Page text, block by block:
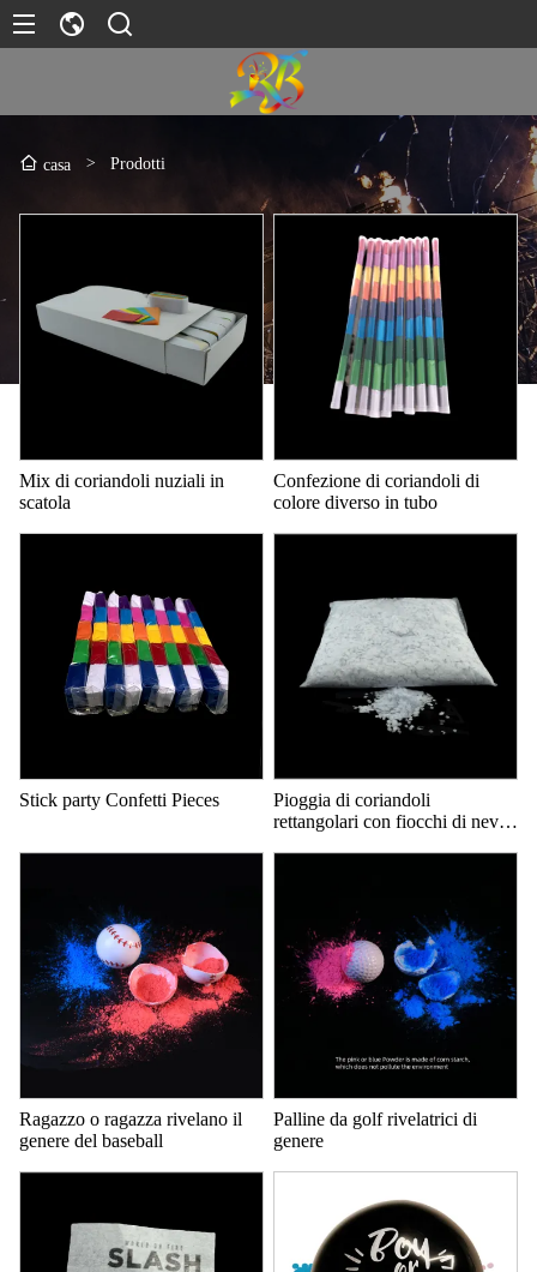
casa > Prodotti
Mix di coriandoli nuziali in
scatola
Confezione di coriandoli di
colore diverso in tubo
Stick party Confetti Pieces
Pioggia di coriandoli
rettangolari con fiocchi di neve
Ragazzo o ragazza rivelano il
genere del baseball
Palline da golf rivelatrici di
genere